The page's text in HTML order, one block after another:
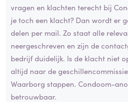
vragen en klachten terecht bij
je toch een klacht? Dan wordt er
delen per mail. Zo staat alle
neergeschreven en zijn de
bedrijf duidelijk. Is de klacht niet
altijd naar de
Waarborg stappen. Condoom-
betrouwbaar.